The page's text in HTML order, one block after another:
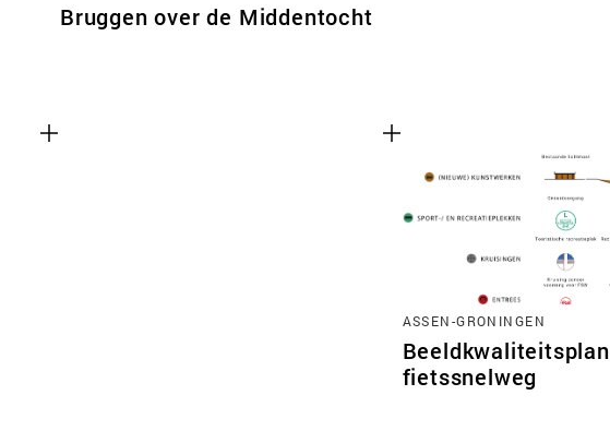
Bruggen over de Middentocht
ASSEN-GRONINGEN
Beeldkwaliteitsplan
fietssnelweg